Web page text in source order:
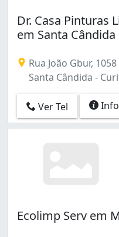
Dr. Casa Pinturas
em Santa Cândida
Rua João Gbur, 1058
Santa Cândida -
Ver Tel Info
Ecolimp Serv em